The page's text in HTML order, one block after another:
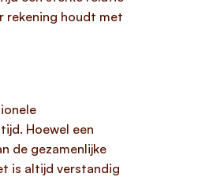
rekening houdt met
Hoewel een
de gezamenlijke
is altijd verstandig